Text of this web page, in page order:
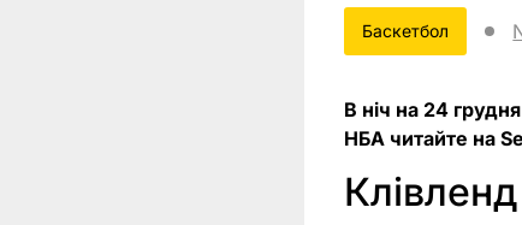
Баскетбол
В ніч на 24
НБА читайте на